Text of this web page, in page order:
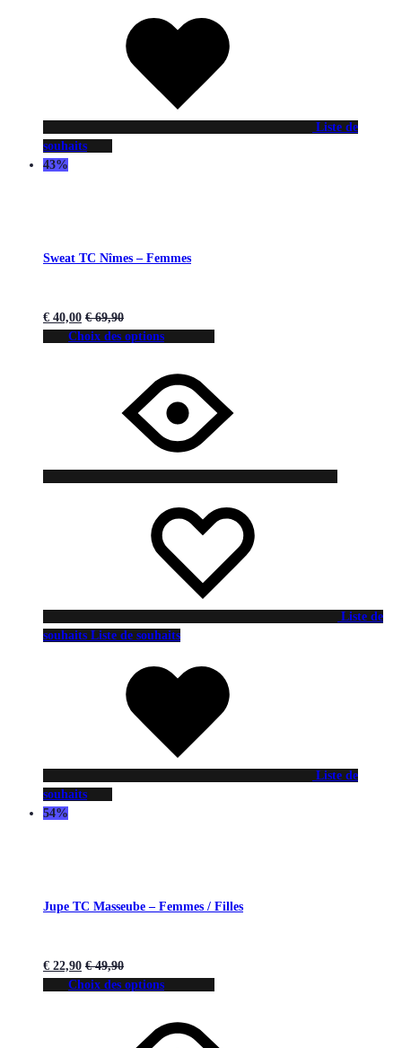
Liste de
souhaits
43%
Sweat TC Nîmes – Femmes
€ 40,00 €69,90
Choix des options
Liste de
souhaits Liste de souhaits
Liste de
souhaits
54%
Jupe TC Masseube – Femmes / Filles
€ 22,90 €49,90
Choix des options